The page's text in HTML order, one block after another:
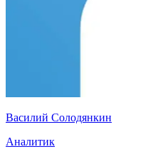
Василий Солодянкин
Аналитик